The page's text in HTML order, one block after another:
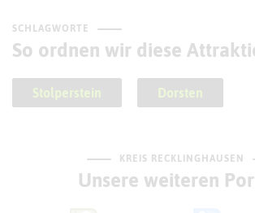
SCHLAGWORTE
So ordnen wir diese
Stolperstein Dorsten
KREIS RECKLINGHAUSEN
Unsere weiteren